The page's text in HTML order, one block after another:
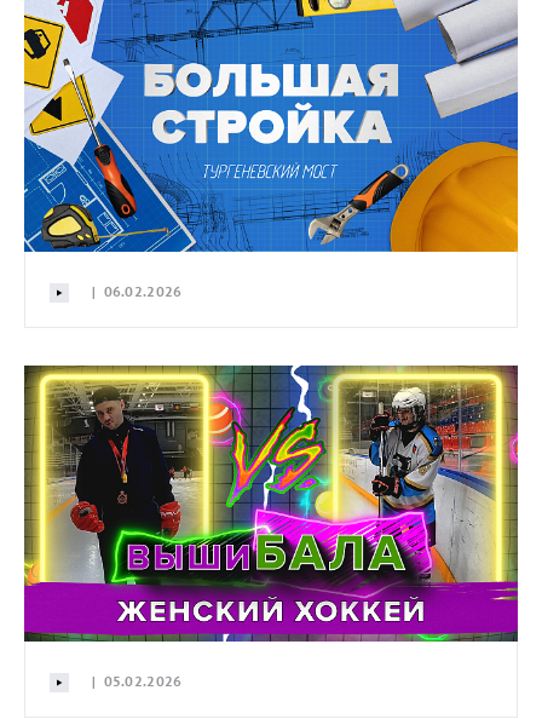
| 06.02.2026
| 05.02.2026